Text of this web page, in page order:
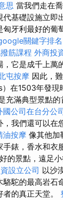
思 當我們走在
基礎設施立即
牙利最好的葡
關鍵字排名
筋課程 外商投
它是成千上萬
屯按摩 因此，
在1503年發現
充滿典型景點
國公司在台分公
，我們還可以在
油按摩 像其他加
錶，香水和衣
的景點，遠足
設立公司 以沙
駝的最高岩石
的真正天堂。